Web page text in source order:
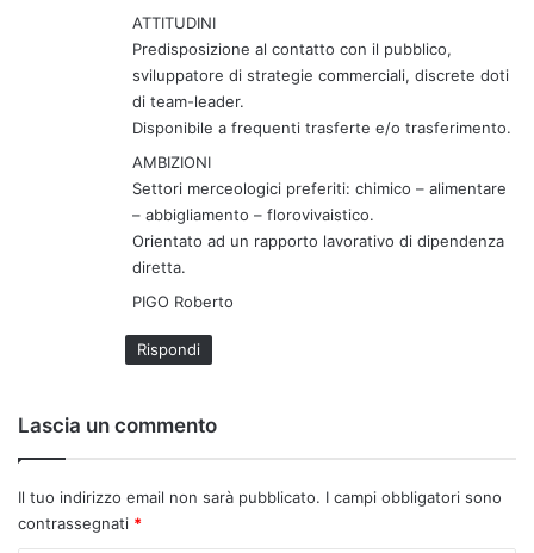
ATTITUDINI
Predisposizione al contatto con il pubblico,
sviluppatore di strategie commerciali, discrete doti
di team-leader.
Disponibile a frequenti trasferte e/o trasferimento.
AMBIZIONI
Settori merceologici preferiti: chimico – alimentare
– abbigliamento – florovivaistico.
Orientato ad un rapporto lavorativo di dipendenza
diretta.
PIGO Roberto
Rispondi
Lascia un commento
Il tuo indirizzo email non sarà pubblicato. I campi obbligatori sono
contrassegnati *